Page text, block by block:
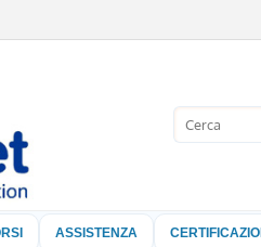
ASSISTENZA